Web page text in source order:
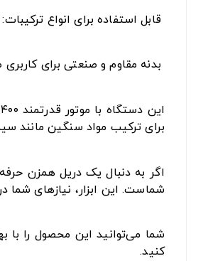
قابل استفاده برای انواع
بدنه مقاوم و صنعتی برای
این دستگاه با موتور قدرتمند ۱۴۰۰ وات، دو حالت تنظیم سرعت و طراحی ارگونومیک، برای ترکیب انواع مواد با غلظت‌های متفاوت بسیار مناسب است. می‌توان از این
برای ترکیب مواد سنگین مانند
اگر به دنبال یک دریل همزن
شماست. این ابزار، نیازهای
شما می‌توانید این محصول را با
کنید.